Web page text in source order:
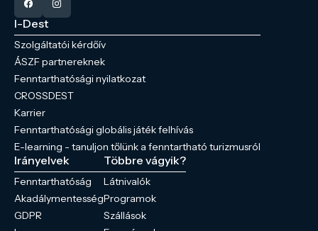
I-Dest
Szolgáltatói kérdőív
ÁSZF partnereknek
Fenntarthatósági nyilatkozat
CROSSDEST
Karrier
Fenntarthatósági globális játék felhívás
E-learning - tanuljon tőlünk a fenntartható turizmusról
Irányelvek
Fenntarthatóság
Akadálymentesség
GDPR
Többre vágyik?
Látnivalók
Programok
Szállások